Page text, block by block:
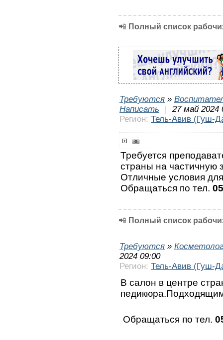
📲 Полный список
Требуются »
Написать
|
27 май 2024
Регион: Тель-Авив (Гуш-
Требуется
страны на частичную
Отличные условия
Обращаться по тел.
📲 Полный список
Требуются »
2024 09:00
Регион: Тель-Авив (Гуш-
В салон в центре
Обращаться по тел.